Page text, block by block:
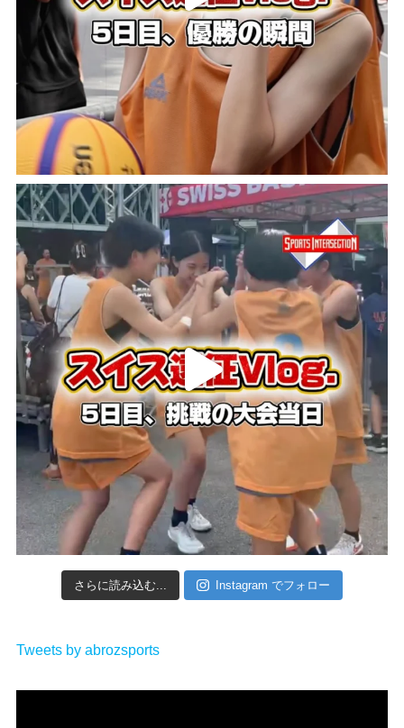
さらに読み込む... Instagram でフォロー
Tweets by abrozsports